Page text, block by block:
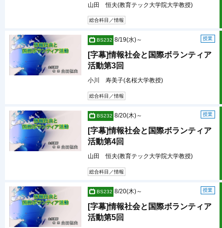
山田 恒夫(教育テック大学院大学教授)
総合科目／情報
BS232 授業
8/19(水)～
[字幕]情報社会と国際ボランティア
活動第3回
小川 寿美子(名桜大学教授)
総合科目／情報
BS232 授業
8/20(木)～
[字幕]情報社会と国際ボランティア
活動第4回
山田 恒夫(教育テック大学院大学教授)
総合科目／情報
BS232 授業
8/20(木)～
[字幕]情報社会と国際ボランティア
活動第5回